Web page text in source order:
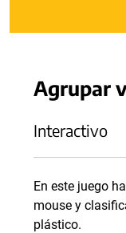
Agrupar
Interactivo
En este juego
mouse y
plástico.